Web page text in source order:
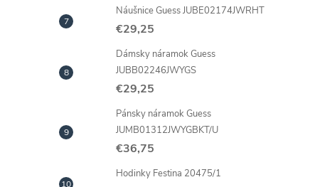
Náušnice Guess JUBE02174JWRHT
€29,25
Dámsky náramok Guess
JUBB02246JWYGS
€29,25
Pánsky náramok Guess
JUMB01312JWYGBKT/U
€36,75
Hodinky Festina 20475/1